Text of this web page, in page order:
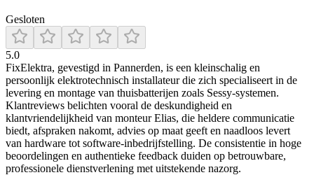
Gesloten
5.0
FixElektra, gevestigd in Pannerden, is een kleinschalig en
persoonlijk elektrotechnisch installateur die zich specialiseert in de
levering en montage van thuisbatterijen zoals Sessy‑systemen.
Klantreviews belichten vooral de deskundigheid en
klantvriendelijkheid van monteur Elias, die heldere communicatie
biedt, afspraken nakomt, advies op maat geeft en naadloos levert
van hardware tot software‑inbedrijfstelling. De consistentie in hoge
beoordelingen en authentieke feedback duiden op betrouwbare,
professionele dienstverlening met uitstekende nazorg.